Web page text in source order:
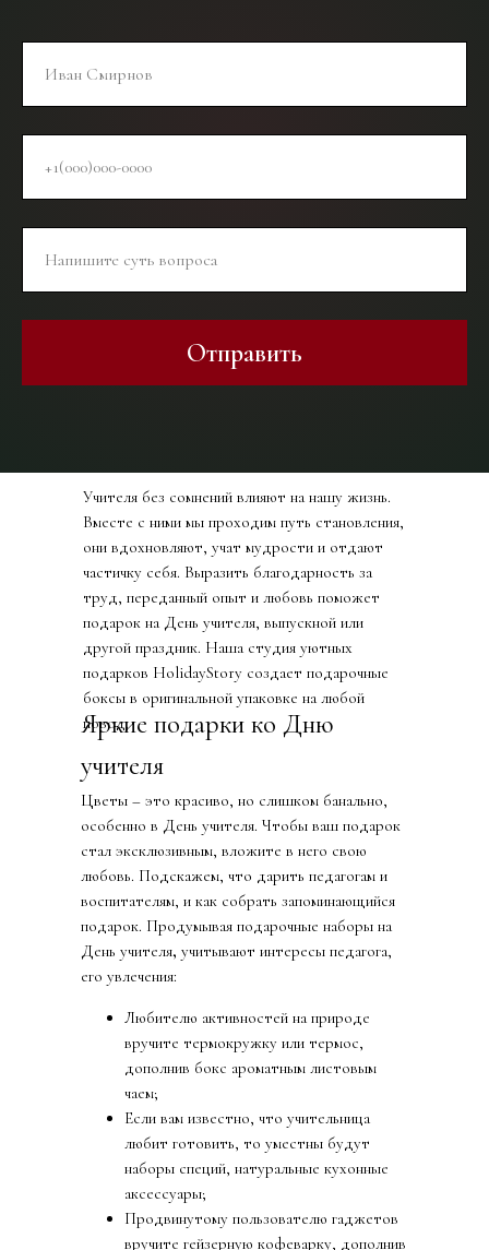
Отправить
Учителя без сомнений влияют на нашу жизнь.
Вместе с ними мы проходим путь становления,
они вдохновляют, учат мудрости и отдают
частичку себя. Выразить благодарность за
труд, переданный опыт и любовь поможет
подарок на День учителя, выпускной или
другой праздник. Наша студия уютных
подарков HolidayStory создает подарочные
боксы в оригинальной упаковке на любой
повод.
Яркие подарки ко Дню
учителя
Цветы – это красиво, но слишком банально,
особенно в День учителя. Чтобы ваш подарок
стал эксклюзивным, вложите в него свою
любовь. Подскажем, что дарить педагогам и
воспитателям, и как собрать запоминающийся
подарок. Продумывая подарочные наборы на
День учителя, учитывают интересы педагога,
его увлечения:
Любителю активностей на природе
вручите термокружку или термос,
дополнив бокс ароматным листовым
чаем;
Если вам известно, что учительница
любит готовить, то уместны будут
наборы специй, натуральные кухонные
аксессуары;
Продвинутому пользователю гаджетов
вручите гейзерную кофеварку, дополнив